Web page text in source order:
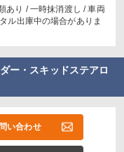
あり / 一時抹消渡し / 車両
出庫中の場合がありま
ー・スキッドステアロ
い合わせ